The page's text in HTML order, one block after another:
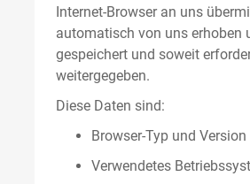
Internet-Browser an uns
automatisch von uns erhoben
gespeichert und soweit
weitergegeben.
Diese Daten sind:
Browser-Typ und Version
Verwendetes